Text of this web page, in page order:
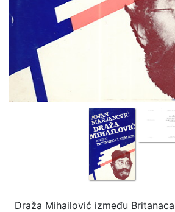
Draža Mihailović između